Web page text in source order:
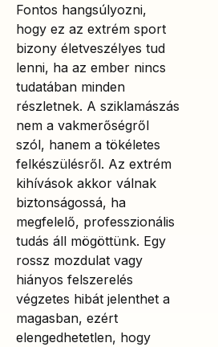
Fontos hangsúlyozni,
hogy ez az extrém sport
bizony életveszélyes tud
lenni, ha az ember nincs
tudatában minden
részletnek. A sziklamászás
nem a vakmerőségről
szól, hanem a tökéletes
felkészülésről. Az extrém
kihívások akkor válnak
biztonságossá, ha
megfelelő, professzionális
tudás áll mögöttünk. Egy
rossz mozdulat vagy
hiányos felszerelés
végzetes hibát jelenthet a
magasban, ezért
elengedhetetlen, hogy